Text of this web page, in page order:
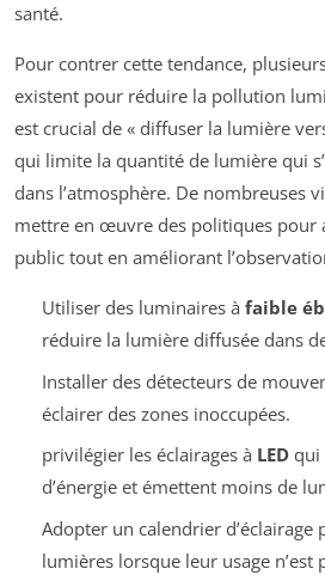
santé.
Pour contrer cette tendance,
existent pour réduire la pollution
est crucial de « diffuser la lumière
qui limite la quantité de lumière qui
dans l’atmosphère. De nombreuses
mettre en œuvre des politiques pour
public tout en améliorant
Utiliser des luminaires à faible
réduire la lumière diffusée dans
Installer des détecteurs de
éclairer des zones inoccupées.
privilégier les éclairages à LEDqui
d’énergie et émettent moins de
Adopter un calendrier d’éclairage
lumières lorsque leur usage n’est